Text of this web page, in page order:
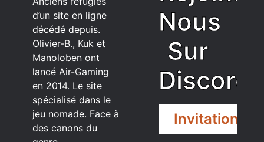
d’un site en ligne
décédé depuis.
Olivier-B., Kuk et
Manoloben ont
lancé Air-Gaming
en 2014. Le site
spécialisé dans le
jeu nomade. Face à
des canons du
Nous
Sur
Discord
Invitation